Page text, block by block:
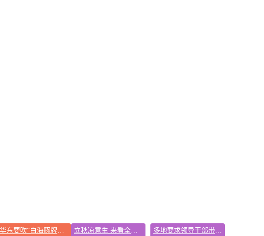
华东要吹“白海豚牌空调外机”了 立秋凉意生 来看全国哪里将暑气渐消 多地要求领导干部带头休假